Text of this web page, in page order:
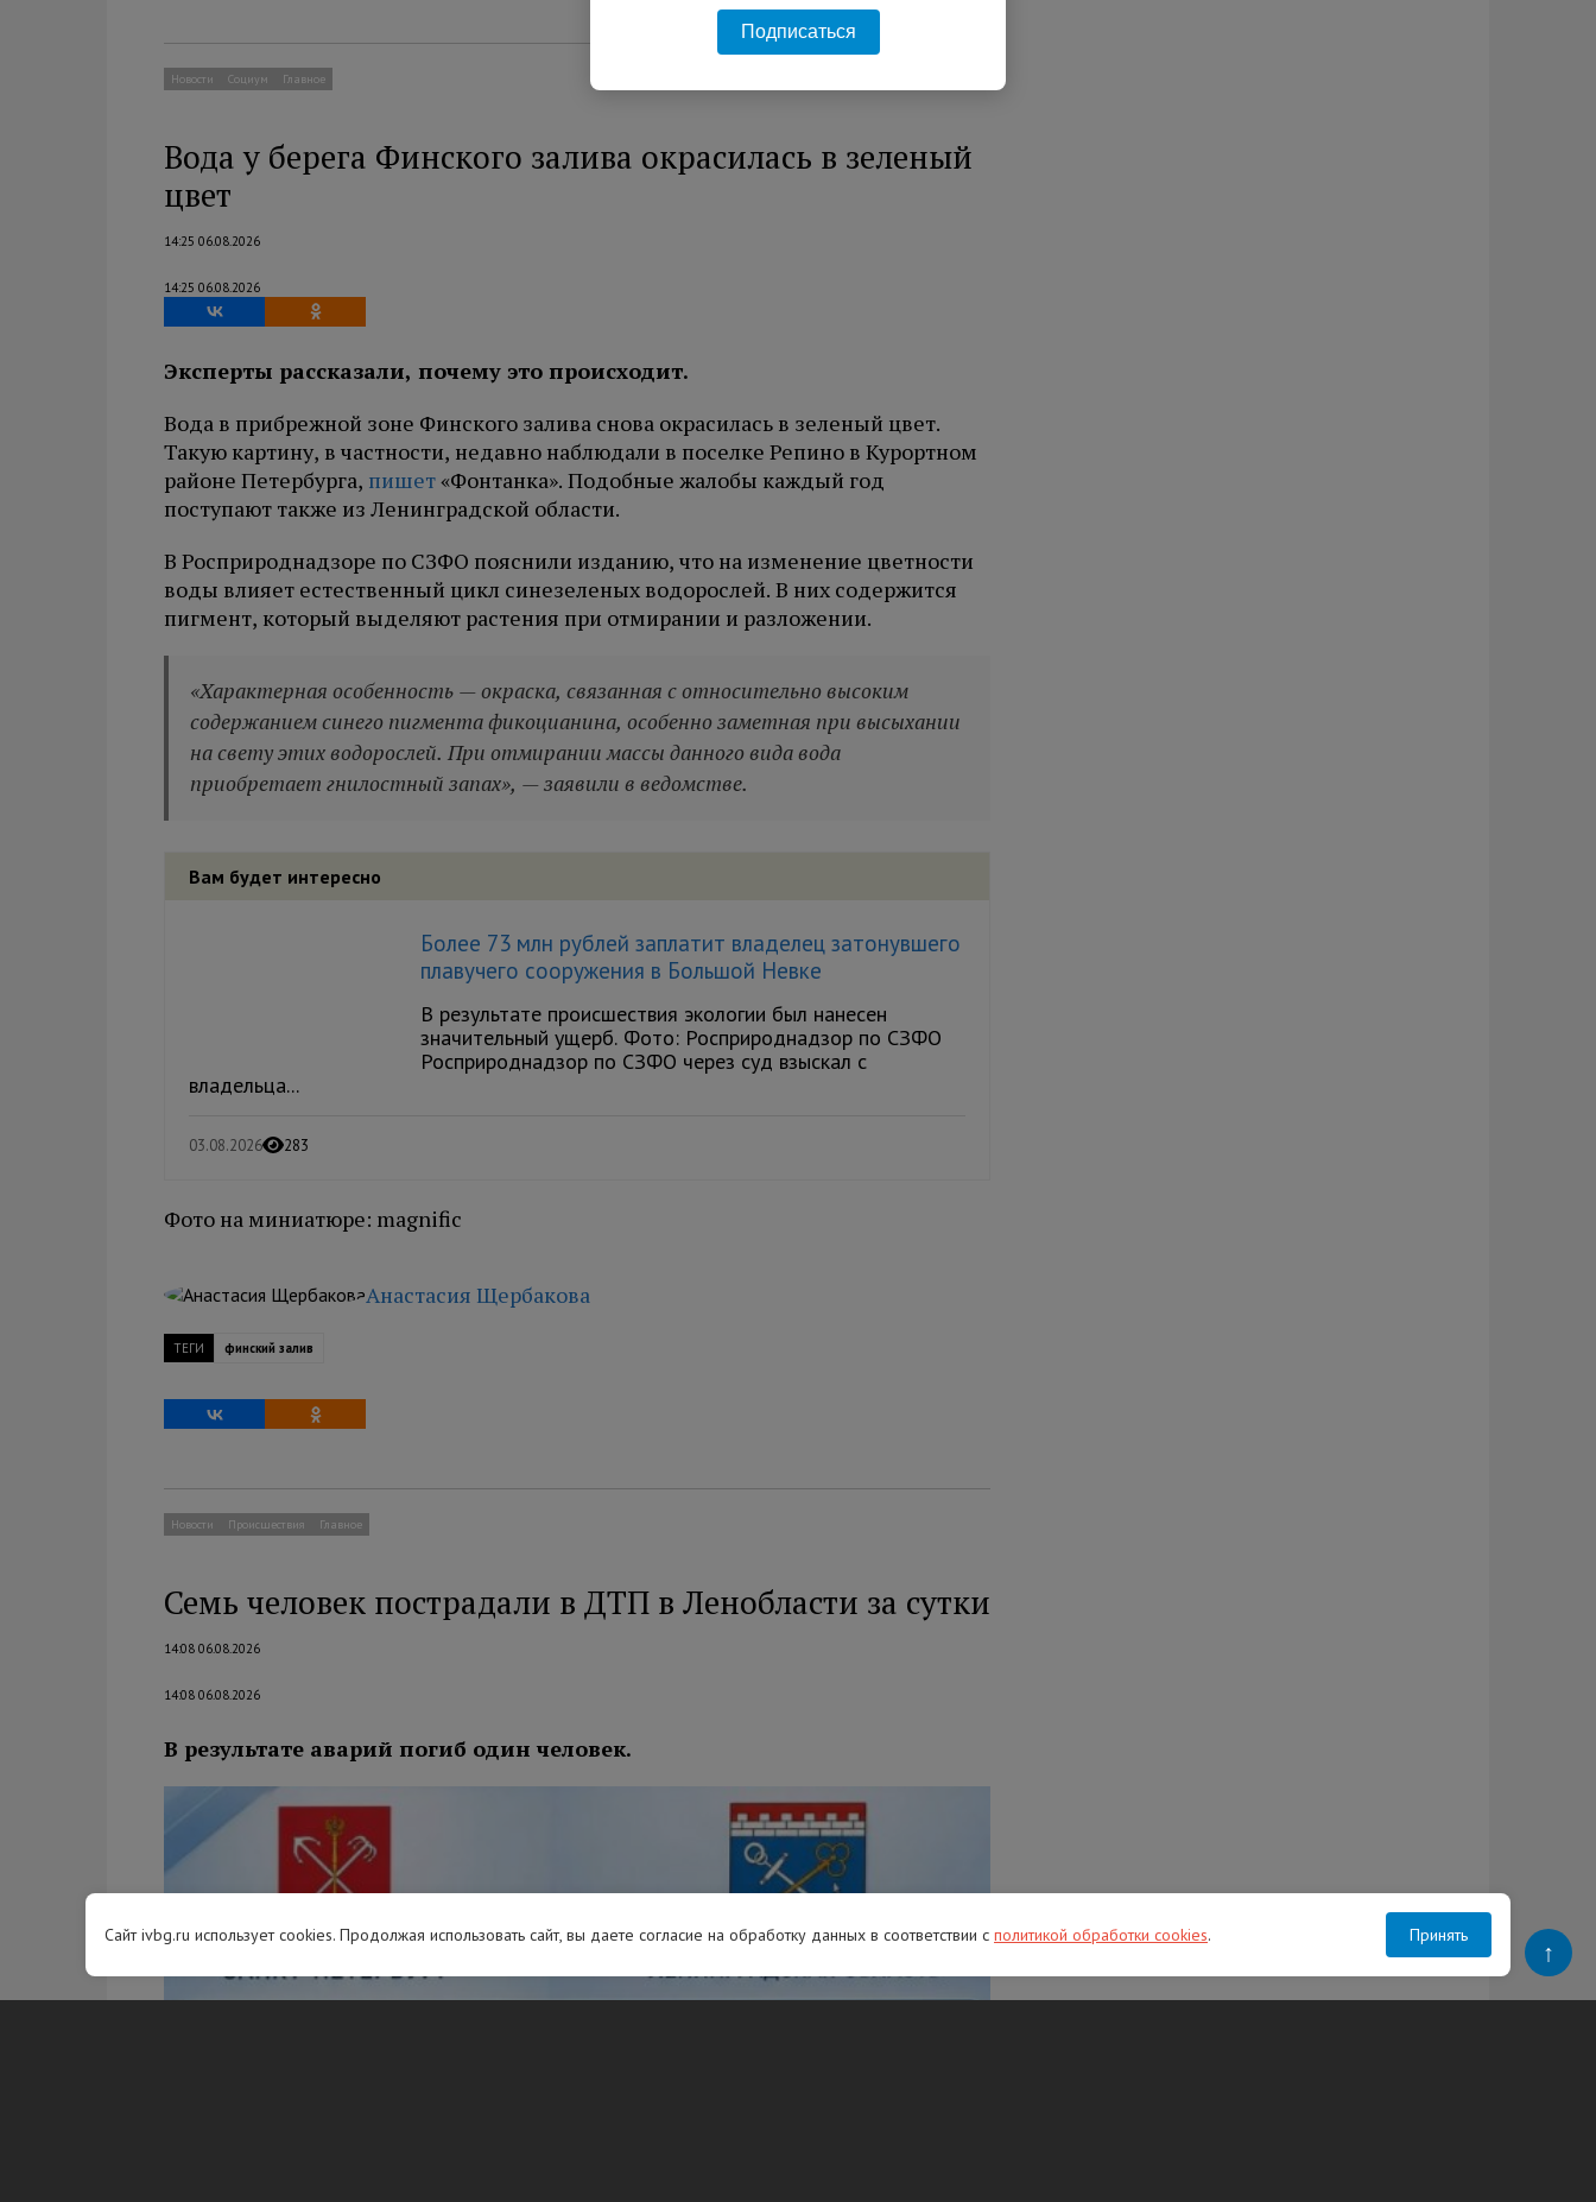
Новости Социум Главное
Вода у берега Финского залива окрасилась в зеленый
цвет
14:25 06.08.2026
14:25 06.08.2026
Эксперты рассказали, почему это происходит.
Вода в прибрежной зоне Финского залива снова окрасилась в зеленый цвет.
Такую картину, в частности, недавно наблюдали в поселке Репино в Курортном
районе Петербурга, пишет«Фонтанка». Подобные жалобы каждый год
поступают также из Ленинградской области.
В Росприроднадзоре по СЗФО пояснили изданию, что на изменение цветности
воды влияет естественный цикл синезеленых водорослей. В них содержится
пигмент, который выделяют растения при отмирании и разложении.
«Характерная особенность — окраска, связанная с относительно высоким
содержанием синего пигмента фикоцианина, особенно заметная при высыхании
на свету этих водорослей. При отмирании массы данного вида вода
приобретает гнилостный запах», — заявили в ведомстве.
Вам будет интересно
Более 73 млн рублей заплатит владелец затонувшего
плавучего сооружения в Большой Невке
В результате происшествия экологии был нанесен
значительный ущерб. Фото: Росприроднадзор по СЗФО
Росприроднадзор по СЗФО через суд взыскал с
владельца...
03.08.2026 283
Фото на миниатюре: magnific
Анастасия Щербакова
ТЕГИ финский залив
Новости Происшествия Главное
Семь человек пострадали в ДТП в Ленобласти за сутки
14:08 06.08.2026
14:08 06.08.2026
В результате аварий погиб один человек.
Подписаться
Сайт ivbg.ru использует cookies. Продолжая использовать сайт, вы даете согласие на обработку данных в соответствии с политикой обработки cookies. Принять
↑